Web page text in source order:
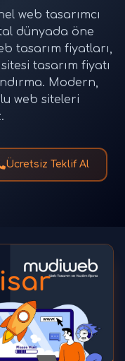
web tasarımcı
dünyada öne
tasarım fiyatları,
tasarım fiyatı
Modern,
web siteleri
Ücretsiz Teklif Al